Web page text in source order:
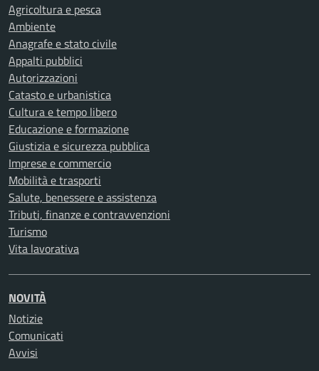
Agricoltura e pesca
Ambiente
Anagrafe e stato civile
Appalti pubblici
Autorizzazioni
Catasto e urbanistica
Cultura e tempo libero
Educazione e formazione
Giustizia e sicurezza pubblica
Imprese e commercio
Mobilità e trasporti
Salute, benessere e assistenza
Tributi, finanze e contravvenzioni
Turismo
Vita lavorativa
NOVITÀ
Notizie
Comunicati
Avvisi